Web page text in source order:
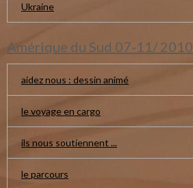
Ukraine
Amérique du Sud 07-11/ 2010
aidez nous : dessin animé
le voyage en cargo
ils nous soutiennent ...
le parcours